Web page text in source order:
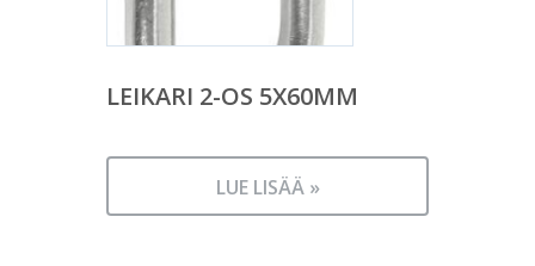
LEIKARI 2-OS 5X60MM
LUE LISÄÄ »